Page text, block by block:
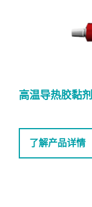
高温导热胶黏剂
了解产品详情